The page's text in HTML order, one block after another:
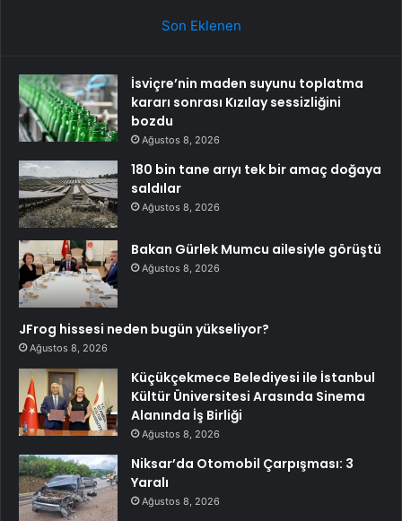
Son Eklenen
İsviçre’nin maden suyunu toplatma
kararı sonrası Kızılay sessizliğini
bozdu
Ağustos 8, 2026
180 bin tane arıyı tek bir amaç doğaya
saldılar
Ağustos 8, 2026
Bakan Gürlek Mumcu ailesiyle görüştü
Ağustos 8, 2026
JFrog hissesi neden bugün yükseliyor?
Ağustos 8, 2026
Küçükçekmece Belediyesi ile İstanbul
Kültür Üniversitesi Arasında Sinema
Alanında İş Birliği
Ağustos 8, 2026
Niksar’da Otomobil Çarpışması: 3
Yaralı
Ağustos 8, 2026